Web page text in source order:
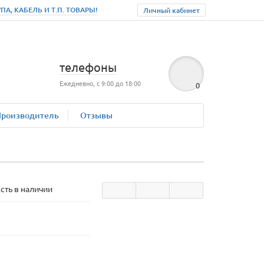
Личный кабинет
КАБЕЛЬ И Т.П. ТОВАРЫ!
телефоны
Ежедневно, с 9:00 до 18:00 0
Отзывы
в наличии